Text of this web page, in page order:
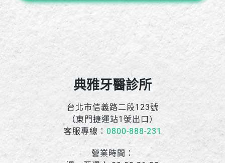
典雅牙醫診所
台北市信義路二段123號
（東門捷運站1號出口）
客服專線： 0800-888-231
營業時間：